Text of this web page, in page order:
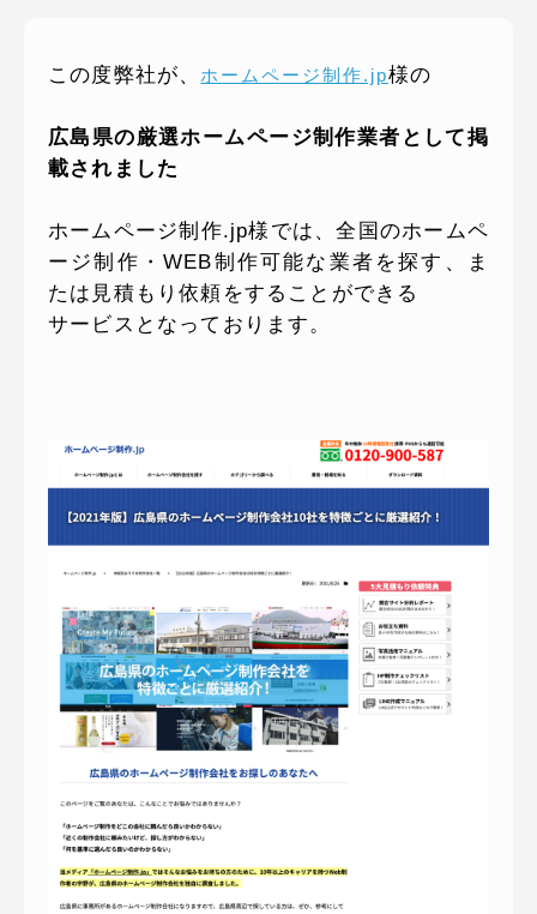
この度弊社が、ホームページ制作.jp様の
広島県の厳選ホームページ制作業者として掲
載されました
ホームページ制作.jp様では、全国のホームペ
ージ制作・WEB制作可能な業者を探す、ま
たは見積もり依頼をすることができる
サービスとなっております。